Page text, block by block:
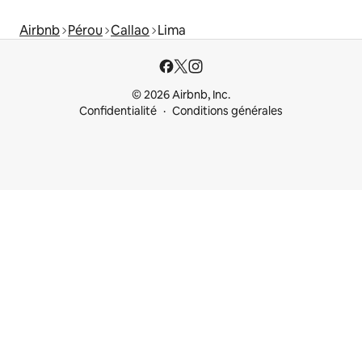
Airbnb Pérou Callao Lima
© 2026 Airbnb, Inc.
Confidentialité
Conditions générales